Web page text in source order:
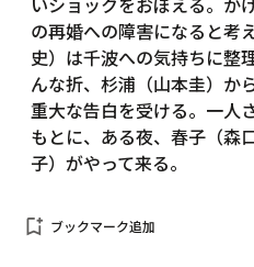
の再婚への障害になると考
史）は千波への気持ちに整
んな折、杉浦（山本圭）か
重大な告白を受ける。一人
もとに、ある夜、春子（森
子）がやって来る。
bookmark_add ブックマーク追加